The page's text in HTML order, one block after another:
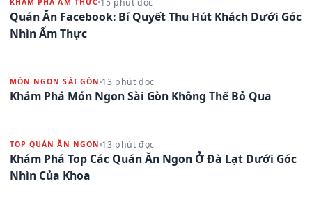
KHÁM PHÁ ẨM THỰC
Quán Ăn Facebook: Bí Quyết Thu Hút Khách Dưới Góc
Nhìn Ẩm Thực
MÓN NGON SÀI GÒN 13 phút đọc
Khám Phá Món Ngon Sài Gòn Không Thể Bỏ Qua
TOP QUÁN ĂN NGON 13 phút đọc
Khám Phá Top Các Quán Ăn Ngon Ở Đà Lạt Dưới Góc
Nhìn Của Khoa